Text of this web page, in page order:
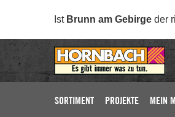
Ist Brunn am Gebirge der
SORTIMENT PROJEKTE MEIN